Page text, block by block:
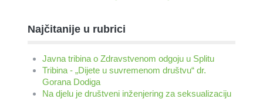
Najčitanije u rubrici
Javna tribina o Zdravstvenom odgoju u Splitu
Tribina - „Dijete u suvremenom društvu“ dr.
Gorana Dodiga
Na djelu je društveni inženjering za seksualizaciju